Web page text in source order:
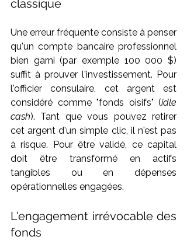
classique
Une erreur fréquente consiste à penser
qu'un compte bancaire professionnel
bien garni (par exemple 100 000 $)
suffit à prouver l'investissement. Pour
l'officier consulaire, cet argent est
considéré comme "fonds oisifs" (idle
cash). Tant que vous pouvez retirer
cet argent d'un simple clic, il n'est pas
à risque. Pour être validé, ce capital
doit être transformé en actifs
tangibles ou en dépenses
opérationnelles engagées.
L'engagement irrévocable des
fonds